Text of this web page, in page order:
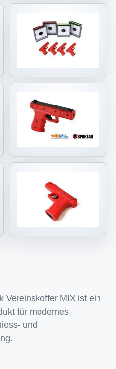
Vereinskoffer MIX ist ein
für modernes
und